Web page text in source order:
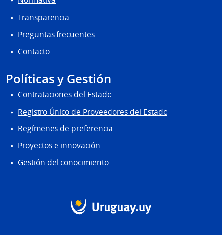
Transparencia
Preguntas frecuentes
Contacto
Políticas y Gestión
Contrataciones del Estado
Registro Único de Proveedores del Estado
Regímenes de preferencia
Proyectos e innovación
Gestión del conocimiento